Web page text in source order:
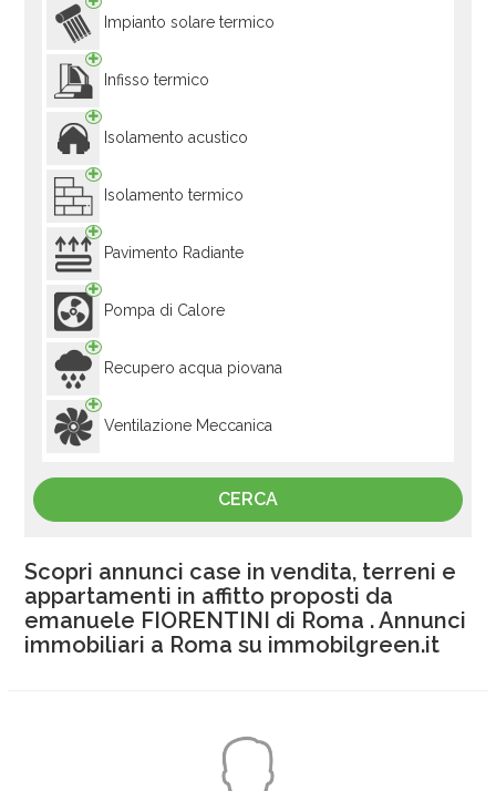
Impianto solare termico
Infisso termico
Isolamento acustico
Isolamento termico
Pavimento Radiante
Pompa di Calore
Recupero acqua piovana
Ventilazione Meccanica
Scopri annunci case in vendita, terreni e
appartamenti in affitto proposti da
emanuele FIORENTINI di Roma . Annunci
immobiliari a Roma su immobilgreen.it